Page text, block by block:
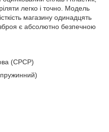
легко і точно. Модель
магазину одинадцять
є абсолютно безпечною
(СРСР)